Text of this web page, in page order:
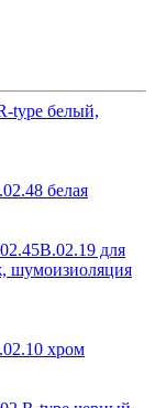
type белый,
белая
для
шумоизиоляция
хром